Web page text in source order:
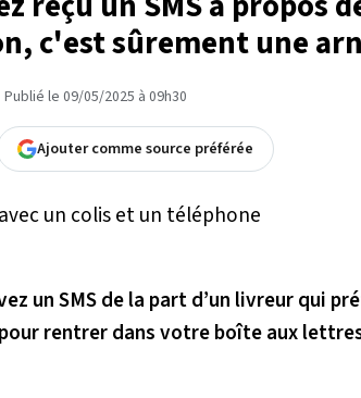
c'est sûrement une
Publié le 09/05/2025 à 09h30
Ajouter comme source préférée
un SMS de la part d’un livreur qui
rentrer dans votre boîte aux